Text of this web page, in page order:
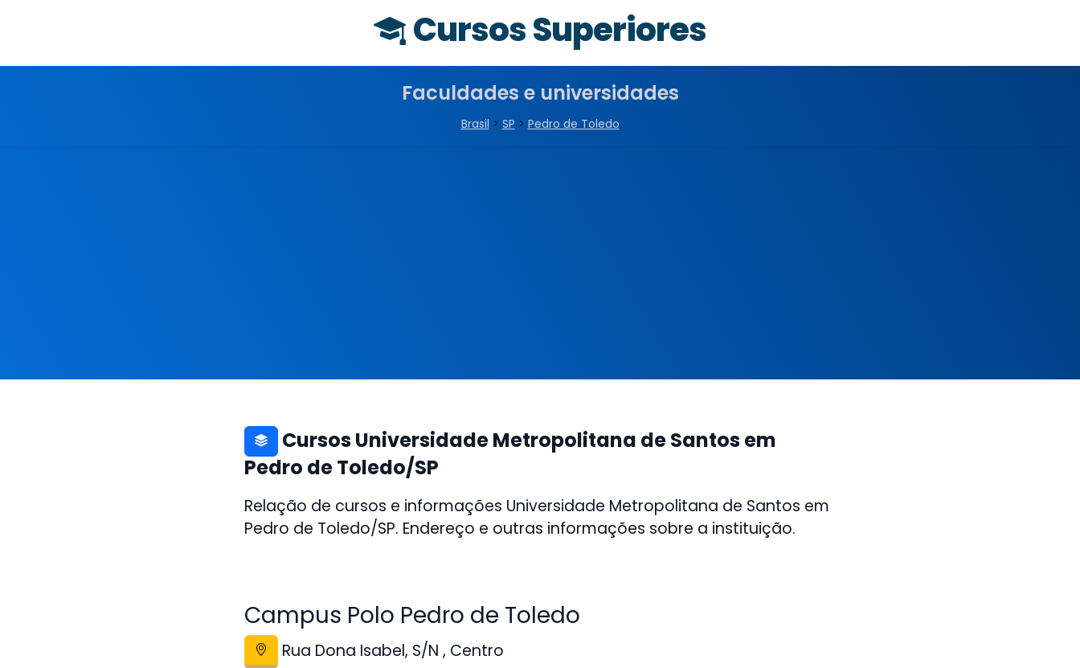
Cursos Superiores
Faculdades e universidades
Brasil > SP > Pedro de Toledo
Cursos Universidade Metropolitana de Santos em
Pedro de Toledo/SP
Relação de cursos e informações Universidade Metropolitana de Santos em
Pedro de Toledo/SP. Endereço e outras informações sobre a instituição.
Campus Polo Pedro de Toledo
Rua Dona Isabel, S/N , Centro